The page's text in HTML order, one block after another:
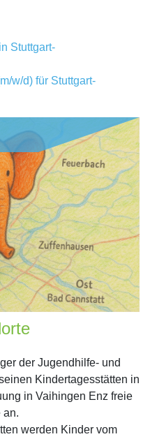
Stuttgart-
w/d) für Stuttgart-
der Jugendhilfe- und
Kindertagesstätten in
in Vaihingen Enz freie
an.
werden Kinder vom